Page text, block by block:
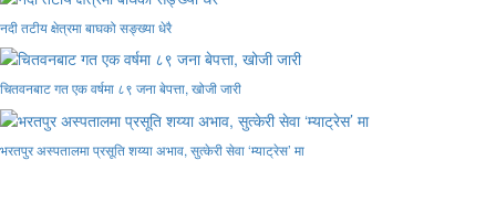
नदी तटीय क्षेत्रमा बाघको सङ्ख्या धेरै
चितवनबाट गत एक वर्षमा ८९ जना बेपत्ता, खोजी जारी
भरतपुर अस्पतालमा प्रसूति शय्या अभाव, सुत्केरी सेवा ‘म्याट्रेस’ मा